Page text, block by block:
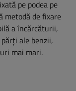
pe podea pe
metodă de fixare
a încărcăturii,
ale benzii,
mai mari.